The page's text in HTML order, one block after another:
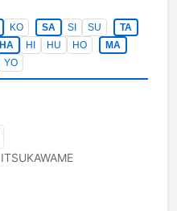
KO SA SI SU
TA
HA HI HU HO
MA
YO
ITSUKAWAME